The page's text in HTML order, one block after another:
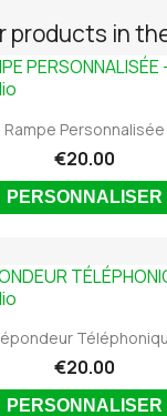
products in
 Quick view
Rampe Personnalisée
€20.00
PERSONNALISER
 Quick view
€20.00
PERSONNALISER